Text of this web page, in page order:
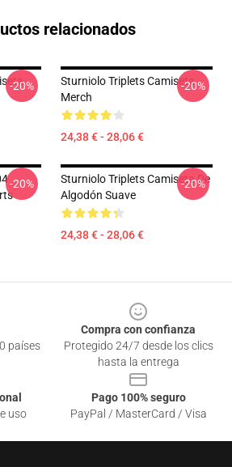
relacionados
-20%
Sturniolo Triplets Camiseta
Merch
24,38 € - 28,06 €
-20%
-20%
Sturniolo Triplets Camiseta De
Algodón Suave
24,38 € - 28,06 €
-20%
países
Compra con confianza
Protegido 24/7 desde los clics
hasta la entrega
uso
Pago 100% seguro
PayPal / MasterCard / Visa